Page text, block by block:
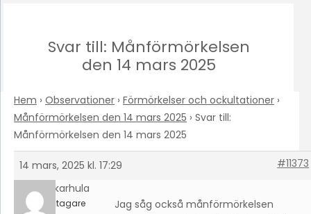
Svar till: Månförmörkelsen
den 14 mars 2025
Hem › Observationer › Förmörkelser och ockultationer ›
Månförmörkelsen den 14 mars 2025 › Svar till:
Månförmörkelsen den 14 mars 2025
14 mars, 2025 kl. 17:29
#11373
timokarhula
Deltagare
Jag såg också månförmörkelsen